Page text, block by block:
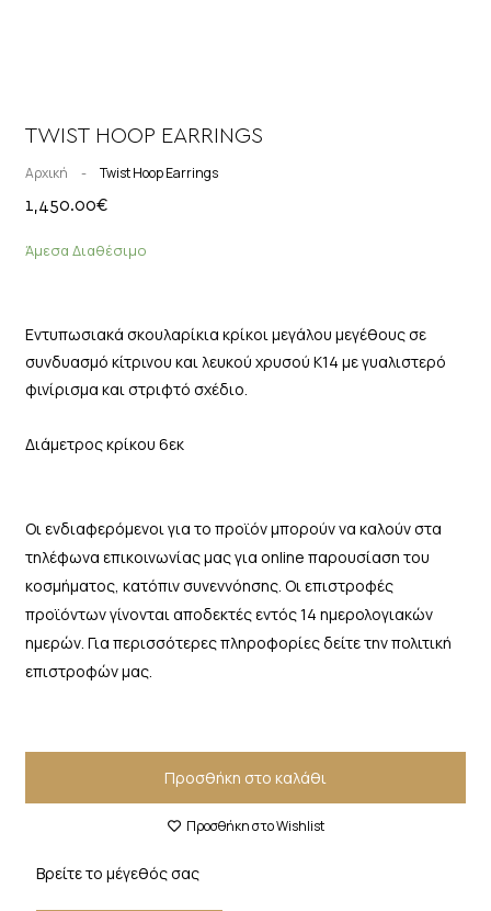
TWIST HOOP EARRINGS
Αρχική - Twist Hoop Earrings
1,450.00€
Άμεσα Διαθέσιμο
Εντυπωσιακά σκουλαρίκια κρίκοι μεγάλου μεγέθους σε
συνδυασμό κίτρινου και λευκού χρυσού Κ14 με γυαλιστερό
φινίρισμα και στριφτό σχέδιο.
Διάμετρος κρίκου 6εκ
Οι ενδιαφερόμενοι για το προϊόν μπορούν να καλούν στα
τηλέφωνα επικοινωνίας μας για online παρουσίαση του
κοσμήματος, κατόπιν συνεννόησης. Οι επιστροφές
προϊόντων γίνονται αποδεκτές εντός 14 ημερολογιακών
ημερών. Για περισσότερες πληροφορίες δείτε την πολιτική
επιστροφών μας.
Προσθήκη στο καλάθι
Προσθήκη στο Wishlist
Βρείτε το μέγεθός σας